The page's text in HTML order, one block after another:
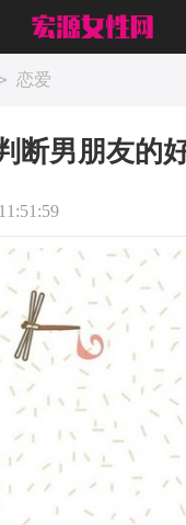
恋爱
断男朋友的